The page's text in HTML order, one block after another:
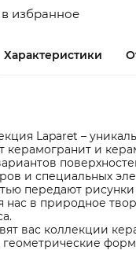
избранное
Характеристики
Laparet –
керамогранит и
и специальных
передают
нас в природное
вас коллекции
геометрические